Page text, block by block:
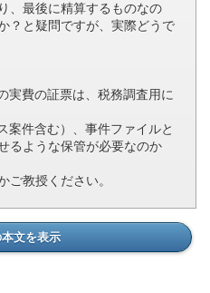
、最後に精算するものなの
？と疑問ですが、実際どうで
実費の証票は、税務調査用に
件含む）、事件ファイルと
るような保管が必要なのか
ご教授ください。
文を表示